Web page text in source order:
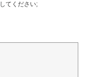
してください;